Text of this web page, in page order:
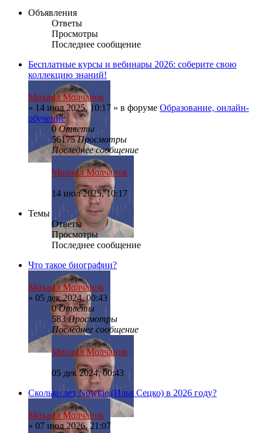
Объявления
Ответы
Просмотры
Последнее сообщение
Бесплатные курсы и вебинары 2026: соберите свою
коллекцию знаний!
Михаил Молчанов
» 14 июл 2025, 10:17 » в форуме Образование, онлайн-
обучение
0 Ответы
56175Просмотры
Последнее сообщение
Михаил Молчанов
14 июл 2025, 10:17
Темы
Ответы
Просмотры
Последнее сообщение
Что такое биографии?
Михаил Молчанов
» 05 дек 2024, 00:43
0Ответы
583Просмотры
Последнее сообщение
Михаил Молчанов
05 дек 2024, 00:43
Сколько лет Nowkie (Илья Сецко) в 2026 году?
Михаил Молчанов
» 07 июл 2026, 21:07